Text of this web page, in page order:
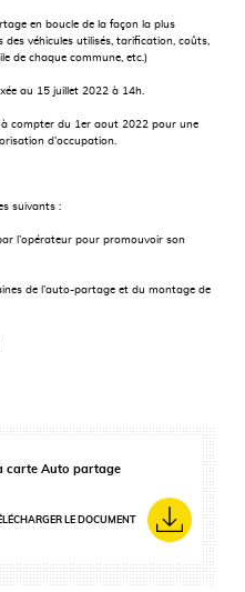
en boucle de la façon la plus
des véhicules utilisés, tarification, coûts,
de chaque commune, etc.)
au 15 juillet 2022 à 14h.
à compter du 1er aout 2022 pour une
d’occupation.
suivants :
l’opérateur pour promouvoir son
de l’auto-partage et du montage de
carte Auto partage
LE DOCUMENT